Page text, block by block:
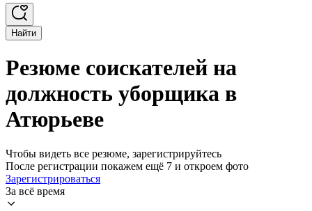
Найти
Резюме соискателей на
должность уборщика в
Атюрьеве
Чтобы видеть все резюме, зарегистрируйтесь
После регистрации покажем ещё 7 и откроем фото
Зарегистрироваться
За всё время